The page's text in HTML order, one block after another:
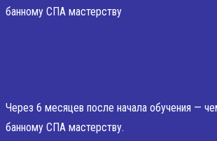
банному СПА мастерству
Через 6 месяцев после начала обучения —
банному СПА мастерству.